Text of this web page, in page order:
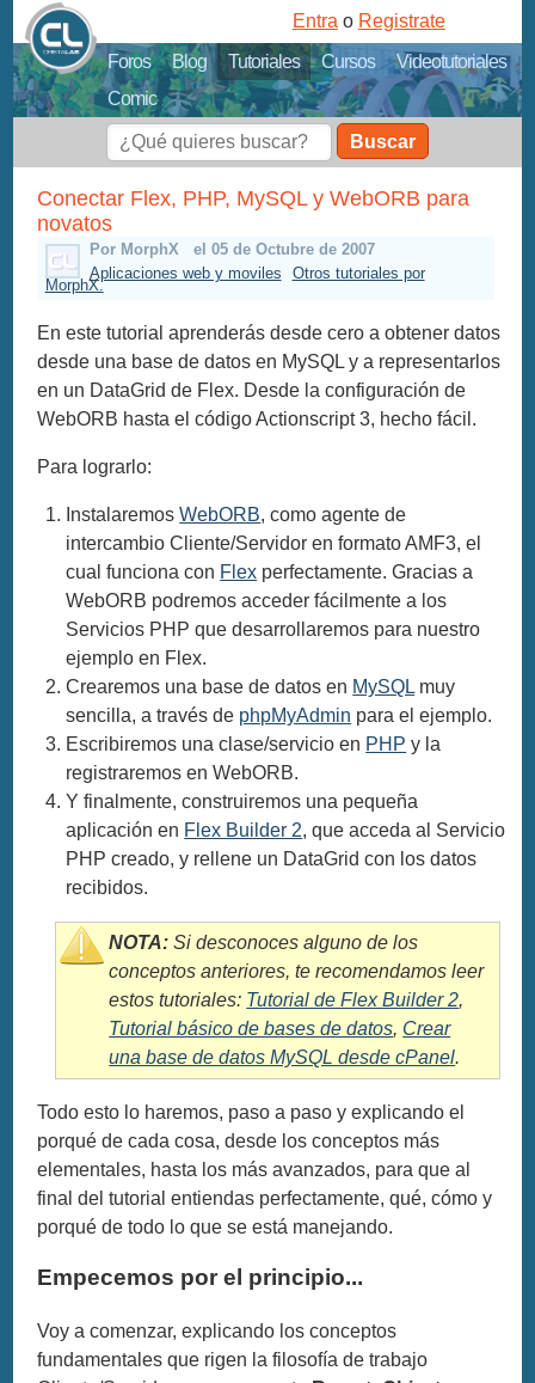
Foros Blog Tutoriales Cursos
Videotutoriales
Comic
Entra o Registrate
Buscar
Conectar Flex, PHP, MySQL y WebORB para
novatos
Por MorphX
el 05 de Octubre de 2007
Aplicaciones web y moviles
Otros tutoriales por
MorphX.
En este tutorial aprenderás desde cero a obtener datos
desde una base de datos en MySQL y a representarlos
en un DataGrid de Flex. Desde la configuración de
WebORB hasta el código Actionscript 3, hecho fácil.
Para lograrlo:
InstalaremosWebORB, como agente de
intercambio Cliente/Servidor en formato AMF3, el
cual funciona con Flex perfectamente. Gracias a
WebORB podremos acceder fácilmente a los
Servicios PHP que desarrollaremos para nuestro
ejemplo en Flex.
Crearemos una base de datos en MySQL muy
sencilla, a través de phpMyAdmin para el ejemplo.
Escribiremos una clase/servicio en PHP y la
registraremos en WebORB.
Y finalmente, construiremos una pequeña
aplicación en Flex Builder 2, que acceda al Servicio
PHP creado, y rellene un DataGrid con los datos
recibidos.
NOTA:Si desconoces alguno de los
conceptos anteriores, te recomendamos leer
estos tutoriales: Tutorial de Flex Builder 2,
Tutorial básico de bases de datos, Crear
una base de datos MySQL desde cPanel.
Todo esto lo haremos, paso a paso y explicando el
porqué de cada cosa, desde los conceptos más
elementales, hasta los más avanzados, para que al
final del tutorial entiendas perfectamente, qué, cómo y
porqué de todo lo que se está manejando.
Empecemos por el principio...
Voy a comenzar, explicando los conceptos
fundamentales que rigen la filosofía de trabajo